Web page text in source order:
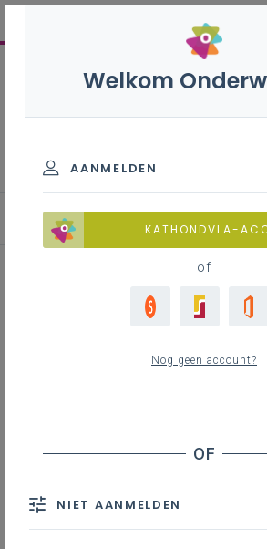
Materialenbank
Wegwijzer
Welkom
AANMELDEN
KATHONDVLA-
of
Nog geen account?
NIET AANMELDEN